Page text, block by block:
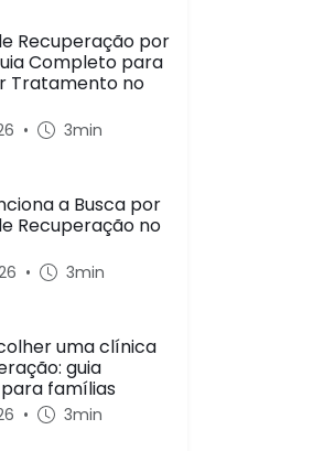
Recuperação por
Completo para
Tratamento no
• 3min
a Busca por
Recuperação no
• 3min
uma clínica
guia
famílias
• 3min